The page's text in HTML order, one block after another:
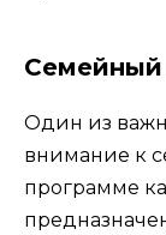
Семейный
Один из
внимание к
программе